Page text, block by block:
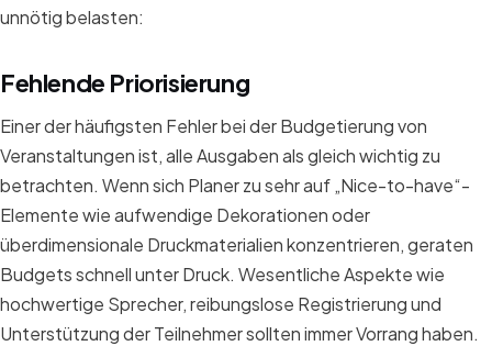
unnötig belasten:
Fehlende Priorisierung
Einer der häufigsten Fehler bei der Budgetierung von
Veranstaltungen ist, alle Ausgaben als gleich wichtig zu
betrachten. Wenn sich Planer zu sehr auf „Nice-to-have“-
Elemente wie aufwendige Dekorationen oder
überdimensionale Druckmaterialien konzentrieren, geraten
Budgets schnell unter Druck. Wesentliche Aspekte wie
hochwertige Sprecher, reibungslose Registrierung und
Unterstützung der Teilnehmer sollten immer Vorrang haben.